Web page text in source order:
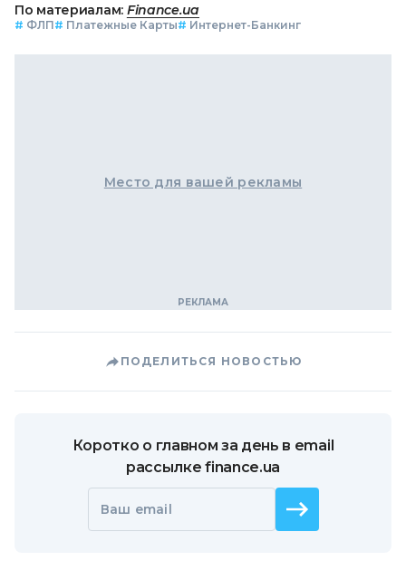
По материалам: Finance.ua
# ФЛП# Платежные Карты# Интернет-Банкинг
Место для вашей рекламы
ПОДЕЛИТЬСЯ НОВОСТЬЮ
Коротко о главном за день в email
рассылке finance.ua
Ваш email